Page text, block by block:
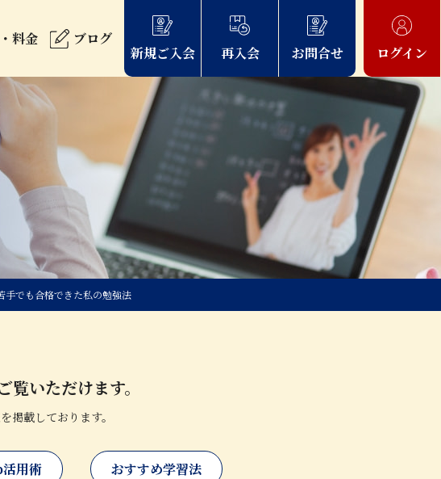
料金 ブログ
新規ご入会 再入会 お問合せ ログイン
手でも合格できた私の勉強法
いただけます。
掲載しております。
用術 おすすめ学習法